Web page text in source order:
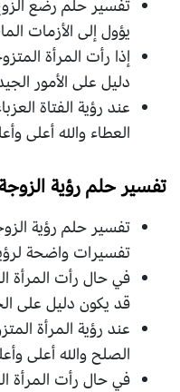
تفسير حلم رضع
يؤول إلى الأزمات
إذا رأت المرأة
دليل على الأمور
عند رؤية الفتاة
العطاء والله أعلى
تفسير حلم رؤية
تفسير حلم رؤية
تفسيرات واضحة
في حال رأت المرأة
قد يكون دليل على
عند رؤية المرأة
الصلح والله أعلى
في حال رأت المرأة